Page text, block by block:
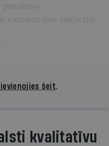
šeit.
kvalitatīvu